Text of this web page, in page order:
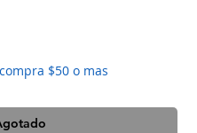
$50 o mas